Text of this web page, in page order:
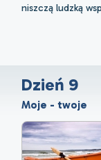
niszczą ludzką
Dzień 9
Moje - twoje